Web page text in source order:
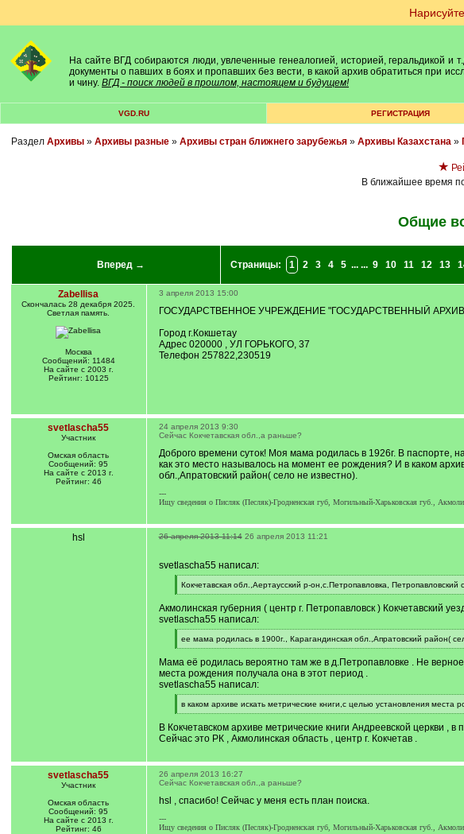
На сайте ВГД собираются люди, увлеченные генеалогией, историей, геральдикой и
документы о павших в боях и пропавших без вести, в какой архив обратиться при
и чину. ВГД - поиск людей в прошлом, настоящем и будущем!
VGD.RU РЕГИСТРАЦИЯ
Раздел Архивы» Архивы разные» Архивы стран ближнего зарубежья» Архивы Казахстана»
★
В ближайшее время
Общие
Вперед → Страницы: 1 2 3 4 5 ... ... 9 10 11 12 13
Zabellisa
Cкончалась 28 декабря 2025.
Светлая память.
Москва
Сообщений: 11484
На сайте с 2003 г.
Рейтинг: 10125
3 апреля 2013 15:00
ГОСУДАРСТВЕННОЕ УЧРЕЖДЕНИЕ "ГОСУДАРСТВЕННЫЙ
Город г.Кокшетау
Адрес 020000 , УЛ ГОРЬКОГО, 37
Телефон 257822,230519
svetlascha55
Участник
Омская область
Сообщений: 95
На сайте с 2013 г.
Рейтинг: 46
24 апреля 2013 9:30
Сейчас Кокчетавская обл.,а раньше?
Доброго времени суток! Моя мама родилась в 1926г. В паспорте,
как это место называлось на момент ее рождения? И в каком
обл.,Апратовский район( село не известно).
---
Ищу сведения о Писляк (Песляк)-Гродненская губ, Могильный-Харьковская губ.,
hsl 26 апреля 2013 11:14 26 апреля 2013 11:21
svetlascha55 написал:
[
q
Кокчетавская обл.,Аертаусский р-он,с.Петропавловка,
[
q
]
Акмолинская губерния ( центр г. Петропавловск ) Кокчетавский
svetlascha55 написал:
[
q
ее мама родилась в 1900г., Карагандинская обл.,Апратовский район(
[
q
]
Мама её родилась вероятно там же в д.Петропавловке . Не
места рождения получала она в этот период .
svetlascha55 написал:
[
q
в каком архиве искать метрические книги,с целью установления места
[
q
]
В Кокчетавском архиве метрические книги Андреевской церкви ,
Сейчас это РК , Акмолинская область , центр г. Кокчетав .
svetlascha55
Участник
Омская область
Сообщений: 95
На сайте с 2013 г.
Рейтинг: 46
26 апреля 2013 16:27
Сейчас Кокчетавская обл.,а раньше?
hsl , спасибо! Сейчас у меня есть план поиска.
---
Ищу сведения о Писляк (Песляк)-Гродненская губ, Могильный-Харьковская губ.,